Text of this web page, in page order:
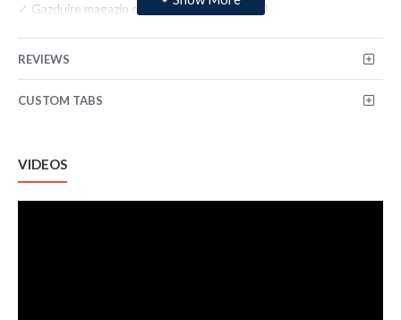
✓ Gazduire magazin online ( pachet 500 MB )
✓ 3 template-uri disponibile
✓ Integrare plata cu cardul
✓ Configurare metoda de transport cu taxa fixa
REVIEWS
CUSTOM TABS
VIDEOS